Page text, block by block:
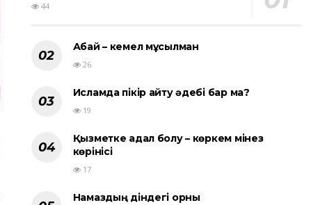
44
Абай – кемел мұсылман
26
Исламда пікір айту әдебі бар ма?
19
Қызметке адал болу – көркем мінез
көрінісі
17
Намаздың діндегі орны